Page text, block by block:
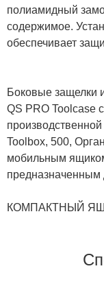
полиамидный
содержимое.
обеспечивает
Боковые защелки
QS PRO Toolcase
Toolbox, 500,
мобильным
предназначенным
КОМПАКТНЫЙ